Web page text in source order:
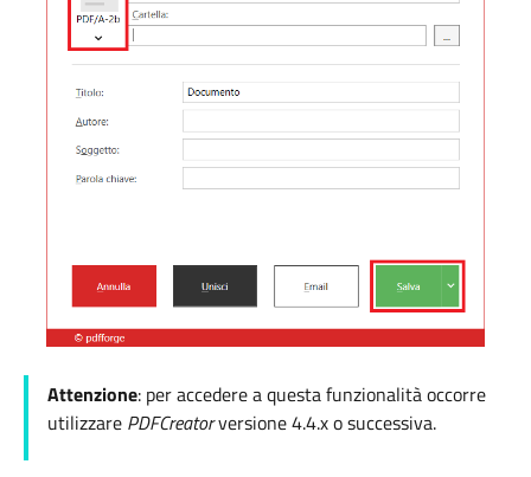
Attenzione: per accedere a questa funzionalità occorre
utilizzare PDFCreatorversione 4.4.x o successiva.